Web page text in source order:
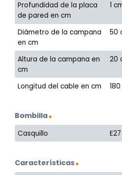
Profundidad de la placa
de pared en cm
1
Diámetro de la campana
en cm
50
Altura de la campana en
cm
20
Longitud del cable en cm
Bombilla
Casquillo
Características